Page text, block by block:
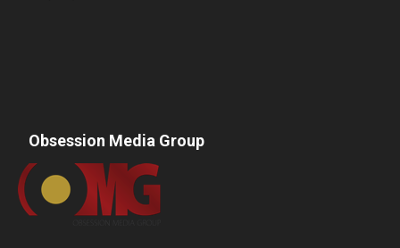
Obsession Media Group